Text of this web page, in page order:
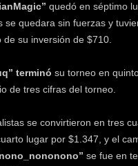
quedó en séptimo
se quedara sin fuerzas y
su inversión de $710.
terminó su torneo en
de tres cifras del torneo.
se convirtieron en tres
lugar por $1.347, y el
se fue en